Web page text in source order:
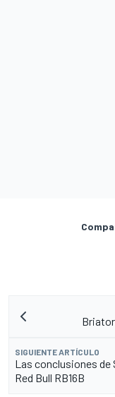
SIGUIENTE ARTÍCULO
Las conclusiones de
Red Bull RB16B